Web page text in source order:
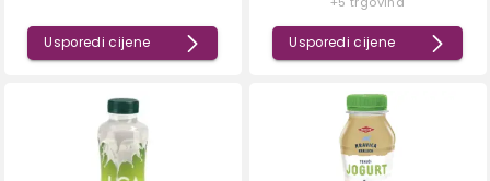
Usporedi cijene Usporedi cijene